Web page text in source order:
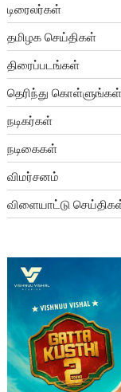
டிரைலர்கள்
தமிழக செய்திகள்
திரைப்படங்கள்
தெரிந்து கொள்ளுங்கள்
நடிகர்கள்
நடிகைகள்
விமர்சனம்
விளையாட்டு